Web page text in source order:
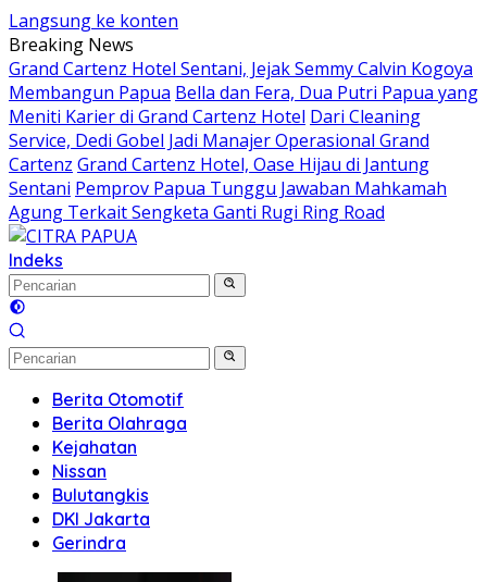
Langsung ke konten
Breaking News
Grand Cartenz Hotel Sentani, Jejak Semmy Calvin Kogoya
Membangun Papua Bella dan Fera, Dua Putri Papua yang
Meniti Karier di Grand Cartenz Hotel Dari Cleaning
Service, Dedi Gobel Jadi Manajer Operasional Grand
Cartenz Grand Cartenz Hotel, Oase Hijau di Jantung
Sentani Pemprov Papua Tunggu Jawaban Mahkamah
Agung Terkait Sengketa Ganti Rugi Ring Road
Indeks
Berita Otomotif
Berita Olahraga
Kejahatan
Nissan
Bulutangkis
DKI Jakarta
Gerindra